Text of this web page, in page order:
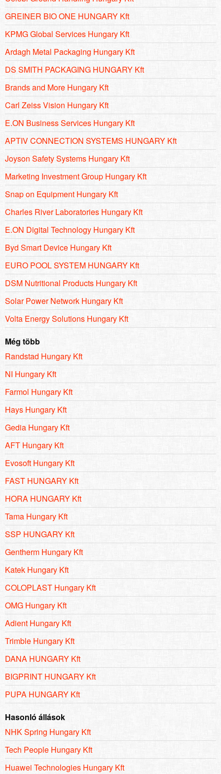
GREINER BIO ONE HUNGARY Kft
KPMG Global Services Hungary Kft
Ardagh Metal Packaging Hungary Kft
DS SMITH PACKAGING HUNGARY Kft
Brands and More Hungary Kft
Carl Zeiss Vision Hungary Kft
E.ON Business Services Hungary Kft
APTIV CONNECTION SYSTEMS HUNGARY Kft
Joyson Safety Systems Hungary Kft
Marketing Investment Group Hungary Kft
Snap on Equipment Hungary Kft
Charles River Laboratories Hungary Kft
E.ON Digital Technology Hungary Kft
Byd Smart Device Hungary Kft
EURO POOL SYSTEM HUNGARY Kft
DSM Nutritional Products Hungary Kft
Solar Power Network Hungary Kft
Volta Energy Solutions Hungary Kft
Még több
Randstad Hungary Kft
NI Hungary Kft
Farmol Hungary Kft
Hays Hungary Kft
Gedia Hungary Kft
AFT Hungary Kft
Evosoft Hungary Kft
FAST HUNGARY Kft
HORA HUNGARY Kft
Tama Hungary Kft
SSP HUNGARY Kft
Gentherm Hungary Kft
Katek Hungary Kft
COLOPLAST Hungary Kft
OMG Hungary Kft
Adient Hungary Kft
Trimble Hungary Kft
DANA HUNGARY Kft
BIGPRINT HUNGARY Kft
PUPA HUNGARY Kft
Hasonló állások
NHK Spring Hungary Kft
Tech People Hungary Kft
Huawei Technologies Hungary Kft